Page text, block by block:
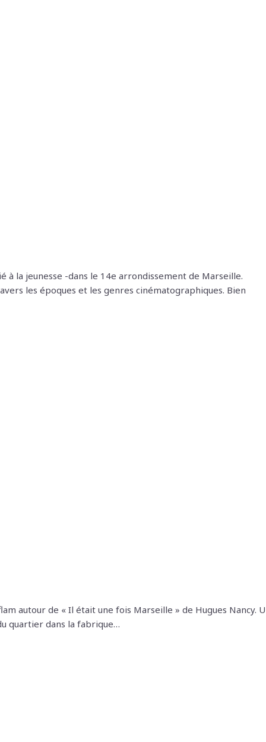
la jeunesse -dans le 14e arrondissement de Marseille.
les époques et les genres cinématographiques. Bien
autour de « Il était une fois Marseille » de Hugues Nancy.
quartier dans la fabrique…